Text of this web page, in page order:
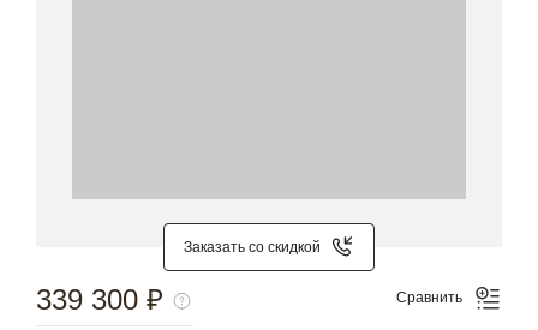
Заказать со скидкой
339 300 ₽ Сравнить